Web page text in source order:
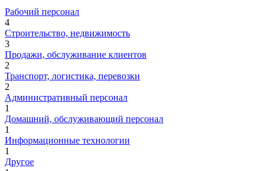
Рабочий персонал
4
Строительство, недвижимость
3
Продажи, обслуживание клиентов
2
Транспорт, логистика, перевозки
2
Административный персонал
1
Домашний, обслуживающий персонал
1
Информационные технологии
1
Другое